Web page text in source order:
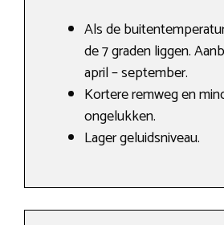
Als de
de 7 graden liggen.
april – september.
Kortere remweg en
ongelukken.
Lager geluidsniveau.